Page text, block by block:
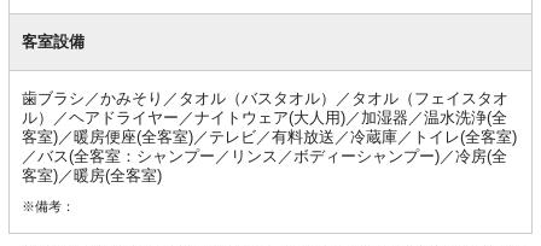
客室設備
歯ブラシ／かみそり／タオル（バスタオル）／タオル（フェイスタオ
ル）／ヘアドライヤー／ナイトウェア(大人用)／加湿器／温水洗浄(全
客室)／暖房便座(全客室)／テレビ／有料放送／冷蔵庫／トイレ(全客室)
／バス(全客室：シャンプー／リンス／ボディーシャンプー)／冷房(全
客室)／暖房(全客室)
※備考：